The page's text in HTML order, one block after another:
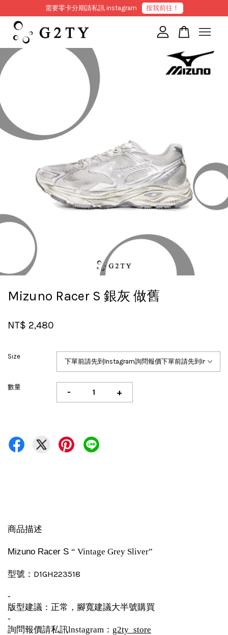
需要零卡分期請私訊 instagram 按我前往！
Mizuno Racer S 銀灰 做舊
NT$ 2,480
Size
數量 - +
商品描述
Mizuno Racer S “ Vintage Grey Sliver”
型號： D1GH223518
-
版型建議：正常，腳寬建議大半號購買
-
詢問報價請私訊lnstagram： g2ty_store
您的購物車目前還是空的。